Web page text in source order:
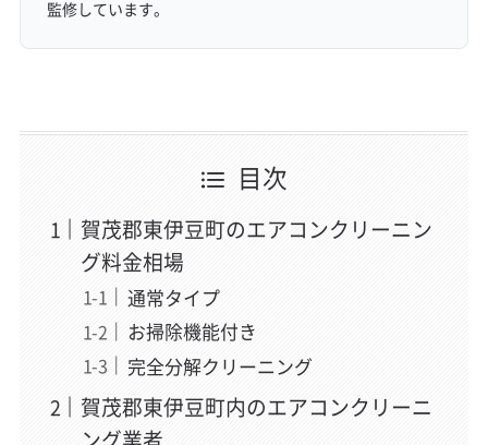
監修しています。
目次
賀茂郡東伊豆町のエアコンクリーニン
グ料金相場
通常タイプ
お掃除機能付き
完全分解クリーニング
賀茂郡東伊豆町内のエアコンクリーニ